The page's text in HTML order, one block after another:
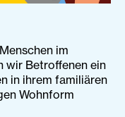
im
wir Betroffenen ein
in ihrem familiären
Wohnform